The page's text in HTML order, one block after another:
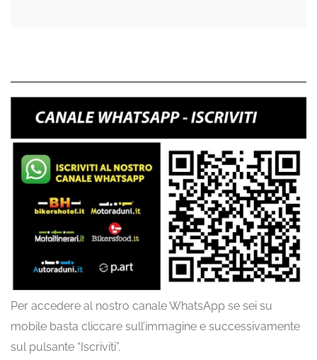
Per accedere al nostro canale WhatsApp se sei su
mobile basta cliccare sull’immagine e successivamente
sul pulsante “Iscriviti”.